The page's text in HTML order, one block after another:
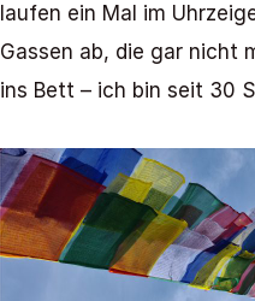
laufen ein Mal im
Gassen ab, die gar nicht
ins Bett – ich bin seit 30